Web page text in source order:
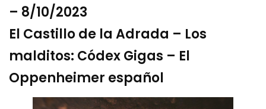
– 8/10/2023
El Castillo de la Adrada – Los
malditos: Códex Gigas – El
Oppenheimer español